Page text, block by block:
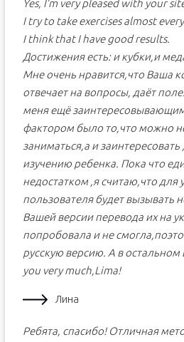
Yes, I’m very pleased with your
I try to take exercises almost
I think that I have good results.
Достижения есть: и кубки,и
Мне очень нравится,что Ваша
отвечает на вопросы, даёт
меня ещё
фактором было то,что можно
заниматься,а и
изучению ребенка. Пока что
недостатком ,я считаю,что для
пользователя будет вызывать
Вашей версии перевода их на
попробовала и не
русскую версию. А в остальном
you very much,Lima!
Лина
Ребята, спасибо! Отличная